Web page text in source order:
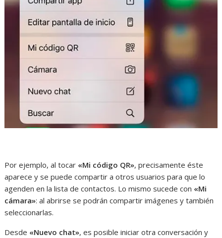
Por ejemplo, al tocar «Mi código QR», precisamente éste
aparece y se puede compartir a otros usuarios para que lo
agenden en la lista de contactos. Lo mismo sucede con «Mi
cámara»: al abrirse se podrán compartir imágenes y también
seleccionarlas.
Desde «Nuevo chat», es posible iniciar otra conversación y